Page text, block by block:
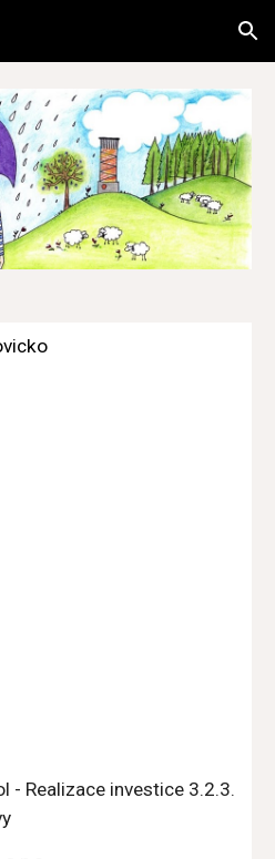
Skip to navigation
- Realizace investice 3.2.3.